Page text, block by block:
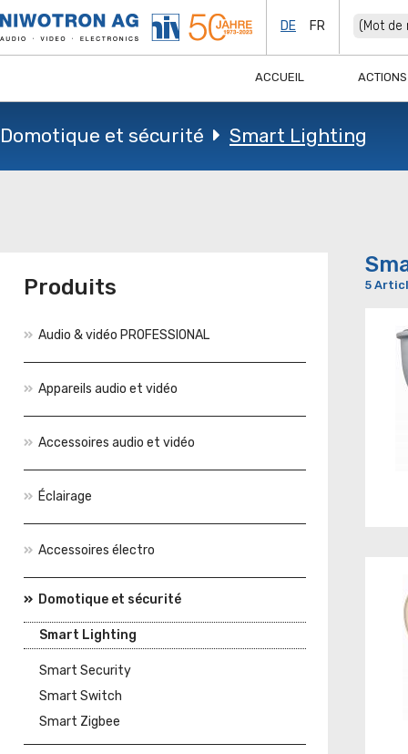
DE FR
ACCUEIL ACTIONS
Domotique et sécurité Smart Lighting
Produits
Audio & vidéo PROFESSIONAL
Appareils audio et vidéo
Accessoires audio et vidéo
Éclairage
Accessoires électro
Domotique et sécurité
Smart Lighting
Smart Security
Smart Switch
Smart Zigbee
5